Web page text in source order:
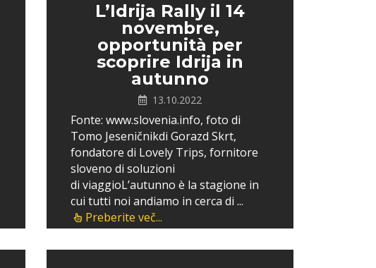
L’Idrija Rally il 14
novembre,
opportunità per
scoprire Idrija in
autunno
13.10.2022
Fonte: www.slovenia.info, foto di
Tomo Jeseničnikdi Gorazd Skrt,
fondatore di Lovely Trips, fornitore
sloveno di soluzioni
di viaggioL’autunno è la stagione in
cui tutti noi andiamo in cerca di ...
Preberite več...